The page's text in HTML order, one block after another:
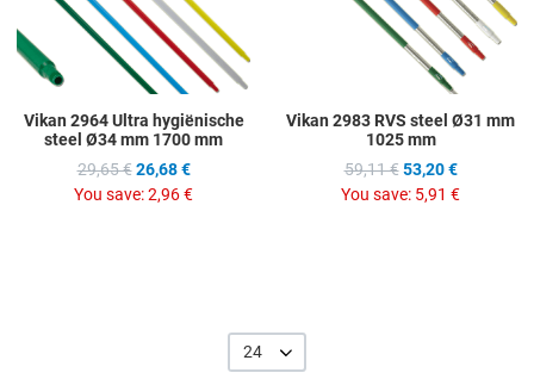
Vikan 2964 Ultra hygiënische
steel Ø34 mm 1700 mm
29,65 € 26,68 €
You save:2,96 €
Vikan 2983 RVS steel Ø31 mm
1025 mm
59,11 € 53,20 €
You save: 5,91 €
24